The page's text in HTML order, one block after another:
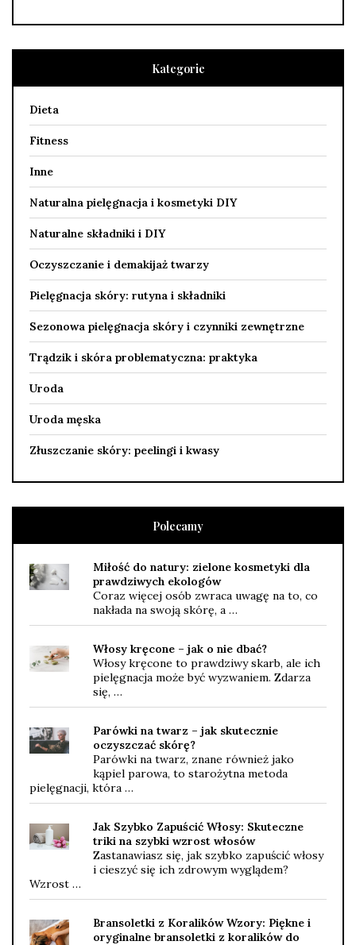
Kategorie
Dieta
Fitness
Inne
Naturalna pielęgnacja i kosmetyki DIY
Naturalne składniki i DIY
Oczyszczanie i demakijaż twarzy
Pielęgnacja skóry: rutyna i składniki
Sezonowa pielęgnacja skóry i czynniki zewnętrzne
Trądzik i skóra problematyczna: praktyka
Uroda
Uroda męska
Złuszczanie skóry: peelingi i kwasy
Polecamy
Miłość do natury: zielone kosmetyki dla
prawdziwych ekologów
Coraz więcej osób zwraca uwagę na to, co
nakłada na swoją skórę, a …
Włosy kręcone – jak o nie dbać?
Włosy kręcone to prawdziwy skarb, ale ich
pielęgnacja może być wyzwaniem. Zdarza
się, …
Parówki na twarz – jak skutecznie
oczyszczać skórę?
Parówki na twarz, znane również jako
kąpiel parowa, to starożytna metoda
pielęgnacji, która …
Jak Szybko Zapuścić Włosy: Skuteczne
triki na szybki wzrost włosów
Zastanawiasz się, jak szybko zapuścić włosy
i cieszyć się ich zdrowym wyglądem?
Wzrost …
Bransoletki z Koralików Wzory: Piękne i
oryginalne bransoletki z koralików do